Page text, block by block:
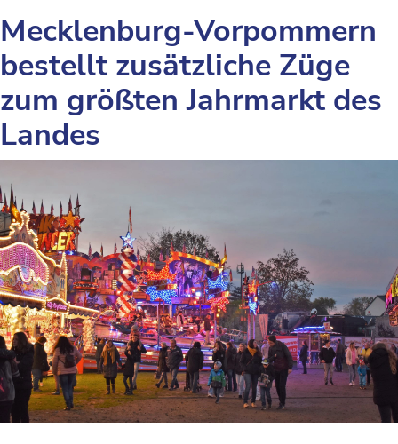
Mecklenburg-Vorpommern
bestellt zusätzliche Züge
zum größten Jahrmarkt des
Landes